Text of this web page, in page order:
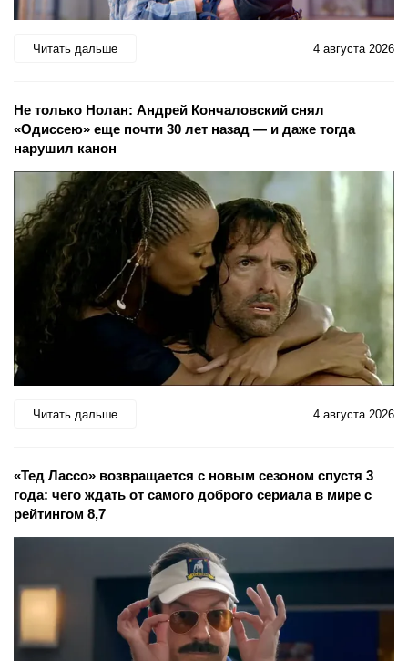
Читать дальше 4 августа 2026
Не только Нолан: Андрей Кончаловский снял
«Одиссею» еще почти 30 лет назад — и даже тогда
нарушил канон
Читать дальше 4 августа 2026
«Тед Лассо» возвращается с новым сезоном спустя 3
года: чего ждать от самого доброго сериала в мире с
рейтингом 8,7